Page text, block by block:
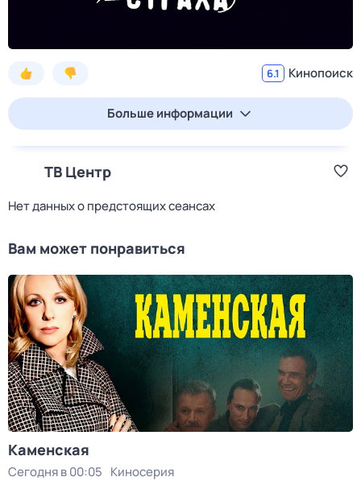
6.1 Кинопоиск
Больше информации
ТВ Центр
Нет данных о предстоящих сеансах
Вам может понравиться
Каменская
Сегодня в 00:05 Киносерия